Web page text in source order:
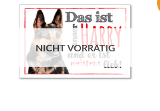
zur
Wunschliste
hinzufügen
NICHT VORRÄTIG